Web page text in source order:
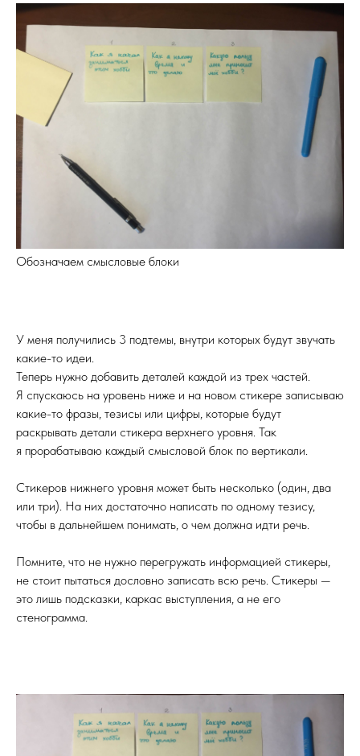
Обозначаем смысловые блоки
У меня получились 3 подтемы, внутри которых будут звучать
какие-то идеи.
Теперь нужно добавить деталей каждой из трех частей.
Я спускаюсь на уровень ниже и на новом стикере записываю
какие-то фразы, тезисы или цифры, которые будут
раскрывать детали стикера верхнего уровня. Так
я прорабатываю каждый смысловой блок по вертикали.
Стикеров нижнего уровня может быть несколько (один, два
или три). На них достаточно написать по одному тезису,
чтобы в дальнейшем понимать, о чем должна идти речь.
Помните, что не нужно перегружать информацией стикеры,
не стоит пытаться дословно записать всю речь. Стикеры —
это лишь подсказки, каркас выступления, а не его
стенограмма.